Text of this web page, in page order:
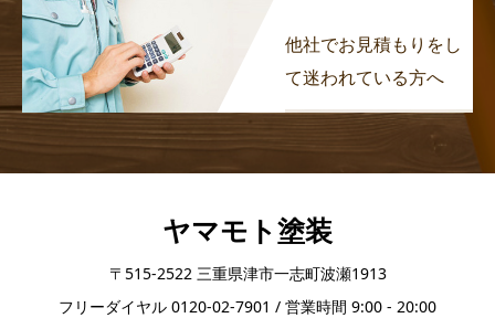
他社でお見積もりをし
て迷われている方へ
ヤマモト塗装
〒515-2522 三重県津市一志町波瀬1913
フリーダイヤル 0120-02-7901 / 営業時間 9:00 - 20:00